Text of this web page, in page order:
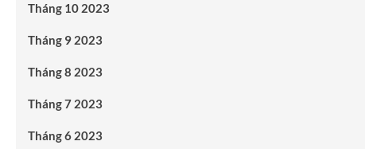
Tháng 10 2023
Tháng 9 2023
Tháng 8 2023
Tháng 7 2023
Tháng 6 2023